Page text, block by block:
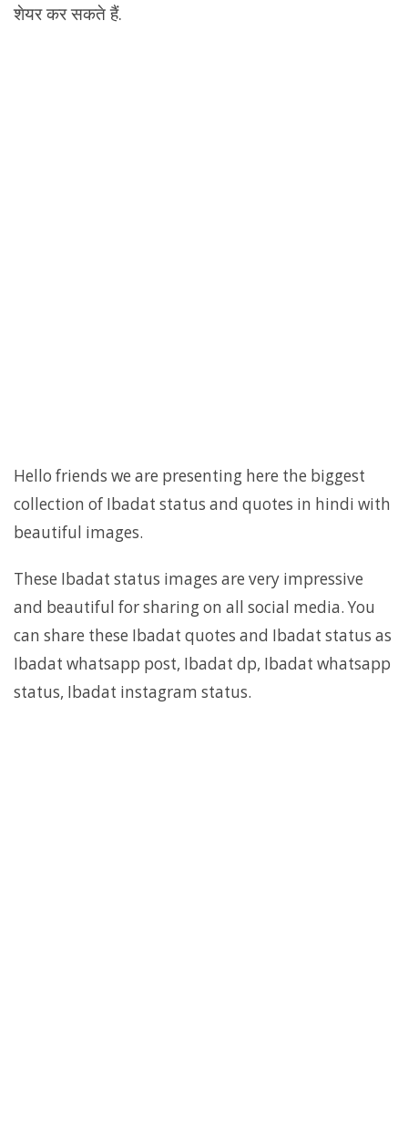
शेयर कर सकते हैं.
Hello friends we are presenting here the biggest
collection of Ibadat status and quotes in hindi with
beautiful images.
These Ibadat status images are very impressive
and beautiful for sharing on all social media. You
can share these Ibadat quotes and Ibadat status as
Ibadat whatsapp post, Ibadat dp, Ibadat whatsapp
status, Ibadat instagram status.